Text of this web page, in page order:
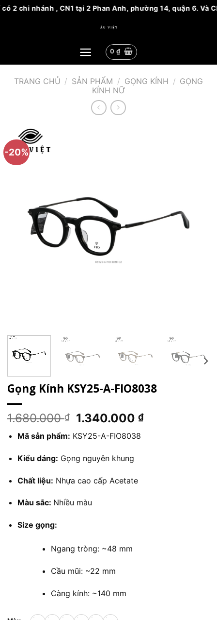
chi nhánh , CN1 tại 2 Phan Anh, phường 14, quận 6. Và
0 ₫
TRANG CHỦ / SẢN PHẨM / GỌNG KÍNH / GỌNG
KÍNH NỮ
-20%
Gọng Kính KSY25-A-FIO8038
1.680.000₫
Giá
gốc
là:
1.680.000 ₫.
1.340.000₫Giá
Mã sản phẩm: KSY25-A-FIO8038
Kiểu dáng: Gọng nguyên khung
Chất liệu: Nhựa cao cấp Acetate
Màu sắc: Nhiều màu
Size gọng:
Ngang tròng: ~48 mm
Cầu mũi: ~22 mm
Càng kính: ~140 mm